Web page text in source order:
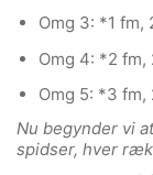
Omg 3: *1
Omg 4: *2
Omg 5: *3
Nu begynder vi
spidser, hver